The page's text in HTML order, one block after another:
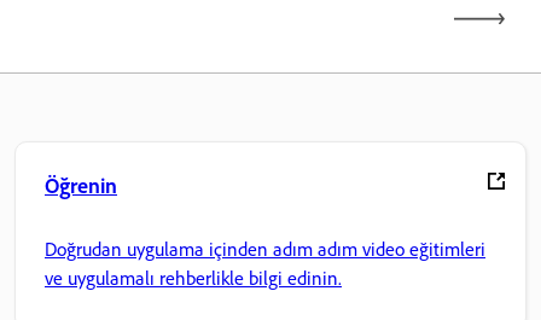
Öğrenin
Doğrudan uygulama içinden adım adım video eğitimleri
ve uygulamalı rehberlikle bilgi edinin.